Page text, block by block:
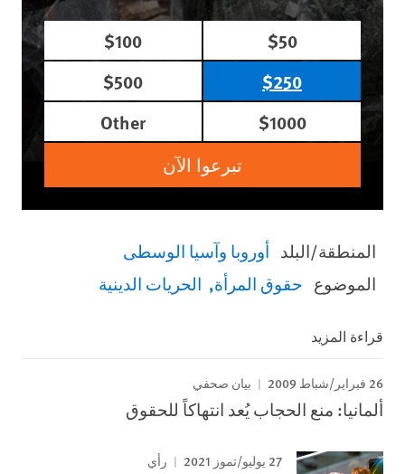
$50
$100
$250
$500
$1000
Other
تبرعوا الآن
المنطقة/البلد أوروبا وآسيا الوسطى
الموضوع حقوق المرأة الحريات الدينية
قراءة المزيد
26 فبراير/شباط 2009 بيان صحفي
ألمانيا: منع الحجاب يُعد انتهاكاً للحقوق
27 يوليو/تموز 2021 رأي